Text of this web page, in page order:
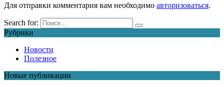
Для отправки комментария вам необходимо авторизоваться.
Search for:
Рубрики
Новости
Полезное
Новые публикации